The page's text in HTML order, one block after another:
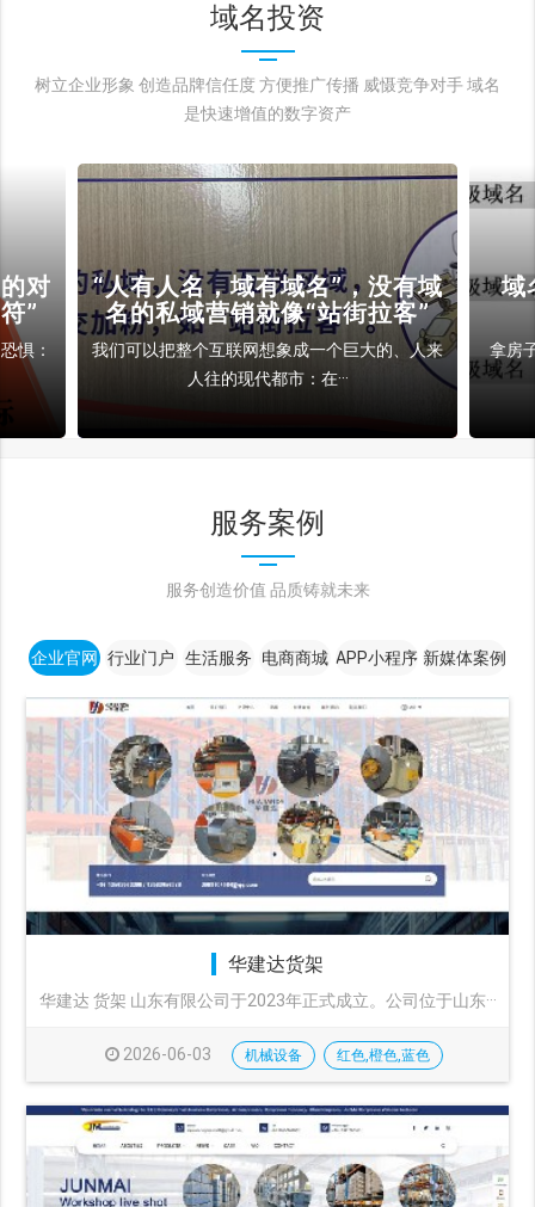
域名投资
树立企业形象 创造品牌信任度 方便推广传播 威慑竞争对手 域名
是快速增值的数字资产
对
”
惧：
“人有人名，域有域名”，没有域
名的私域营销就像“站街拉客”
我们可以把整个互联网想象成一个巨大的、人来
人往的现代都市：在···
域
拿房
服务案例
服务创造价值 品质铸就未来
企业官网 行业门户 生活服务 电商商城 APP小程序 新媒体案例
华建达货架
华建达 货架 山东有限公司于2023年正式成立。公司位于山东···
2026-06-03 机械设备 红色,橙色,蓝色